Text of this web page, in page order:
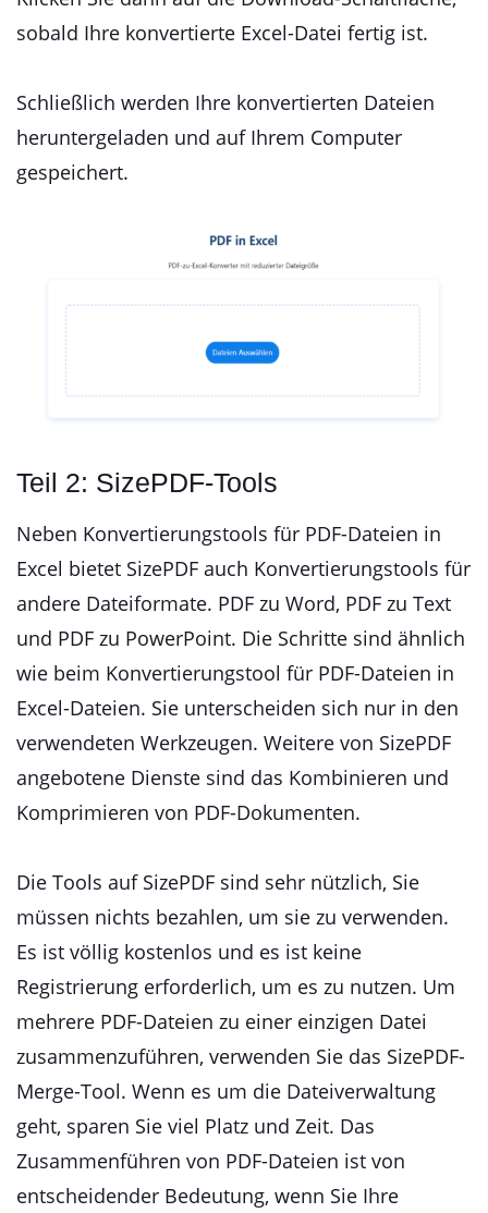
sobald Ihre konvertierte Excel-Datei fertig ist.
Schließlich werden Ihre konvertierten Dateien
heruntergeladen und auf Ihrem Computer
gespeichert.
Teil 2: SizePDF-Tools
Neben Konvertierungstools für PDF-Dateien in
Excel bietet SizePDF auch Konvertierungstools für
andere Dateiformate. PDF zu Word, PDF zu Text
und PDF zu PowerPoint. Die Schritte sind ähnlich
wie beim Konvertierungstool für PDF-Dateien in
Excel-Dateien. Sie unterscheiden sich nur in den
verwendeten Werkzeugen. Weitere von SizePDF
angebotene Dienste sind das Kombinieren und
Komprimieren von PDF-Dokumenten.
Die Tools auf SizePDF sind sehr nützlich, Sie
müssen nichts bezahlen, um sie zu verwenden.
Es ist völlig kostenlos und es ist keine
Registrierung erforderlich, um es zu nutzen. Um
mehrere PDF-Dateien zu einer einzigen Datei
zusammenzuführen, verwenden Sie das SizePDF-
Merge-Tool. Wenn es um die Dateiverwaltung
geht, sparen Sie viel Platz und Zeit. Das
Zusammenführen von PDF-Dateien ist von
entscheidender Bedeutung, wenn Sie Ihre